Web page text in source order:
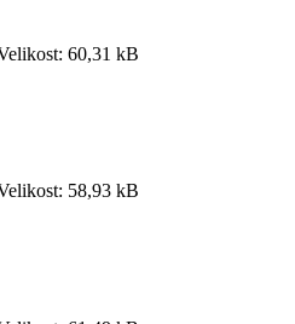
60,31 kB
58,93 kB